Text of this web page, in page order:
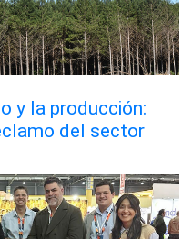
y la producción:
del sector